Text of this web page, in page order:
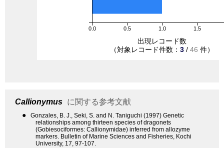
0.0 0.5 1.0 1.5
出現レコード数
（対象レコード件数： 3 / 46 件）
Callionymus に関する参考文献
●
Gonzales, B. J., Seki, S. and N. Taniguchi (1997) Genetic
relationships among thirteen species of dragonets
(Gobiesociformes: Callionymidae) inferred from allozyme
markers. Bulletin of Marine Sciences and Fisheries, Kochi
University, 17, 97-107.